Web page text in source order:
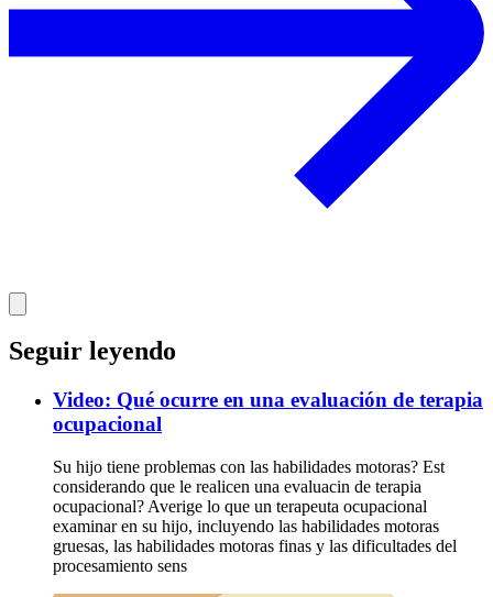
Seguir leyendo
Video: Qué ocurre en una evaluación de terapia
ocupacional
Su hijo tiene problemas con las habilidades motoras? Est
considerando que le realicen una evaluacin de terapia
ocupacional? Averige lo que un terapeuta ocupacional
examinar en su hijo, incluyendo las habilidades motoras
gruesas, las habilidades motoras finas y las dificultades del
procesamiento sens